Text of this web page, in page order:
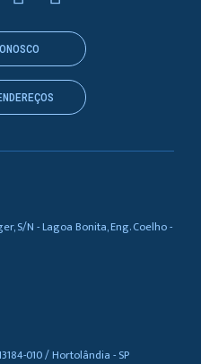
S/N - Lagoa Bonita, Eng. Coelho -
010 / Hortolândia - SP